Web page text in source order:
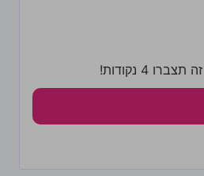
4 נקודות!